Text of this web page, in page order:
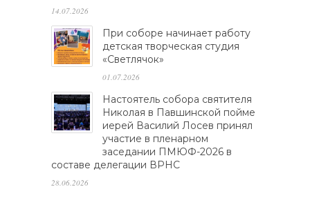
14.07.2026
При соборе начинает работу
детская творческая студия
«Светлячок»
01.07.2026
Настоятель собора святителя
Николая в Павшинской пойме
иерей Василий Лосев принял
участие в пленарном
заседании ПМЮФ-2026 в
составе делегации ВРНС
28.06.2026